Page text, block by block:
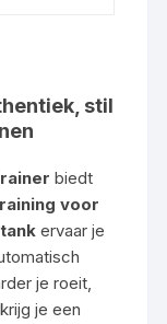
stil
biedt
voor
ervaar je
je roeit,
je een